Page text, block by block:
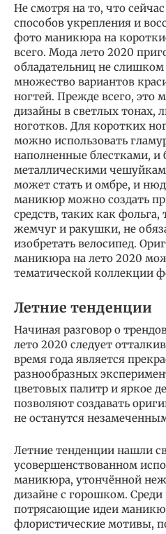
Не смотря на то, что
способов укрепления и
фото маникюра на
всего. Мода лето 2020
обладательниц не
множество вариантов
ногтей. Прежде всего, это
дизайны в светлых тонах,
ноготков. Для коротких
можно использовать
наполненные блестками,
металлическими
может стать и омбре, и
маникюр можно создать
средств, таких как
жемчуг и ракушки, не
изобретать велосипед.
маникюра на лето 2020
тематической коллекции
Летние тенденции
Начиная разговор о
лето 2020 следует
время года является
разнообразных
цветовых палитр и яркое
позволяют создавать
не останутся
Летние тенденции нашли
усовершенствованном
маникюра, утончённой
дизайне с горошком.
потрясающие идеи
флористические мотивы,